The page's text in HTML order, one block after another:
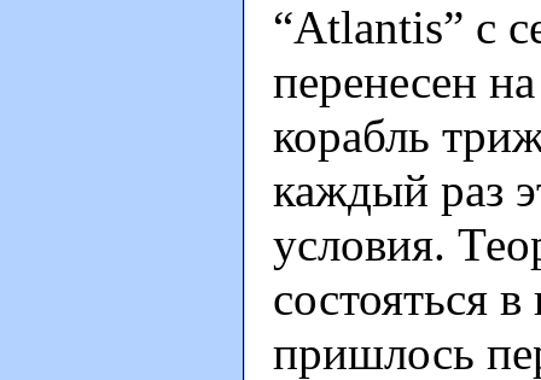
“Atlantis” с
перенесен
корабль
каждый раз
условия.
состояться
пришлось